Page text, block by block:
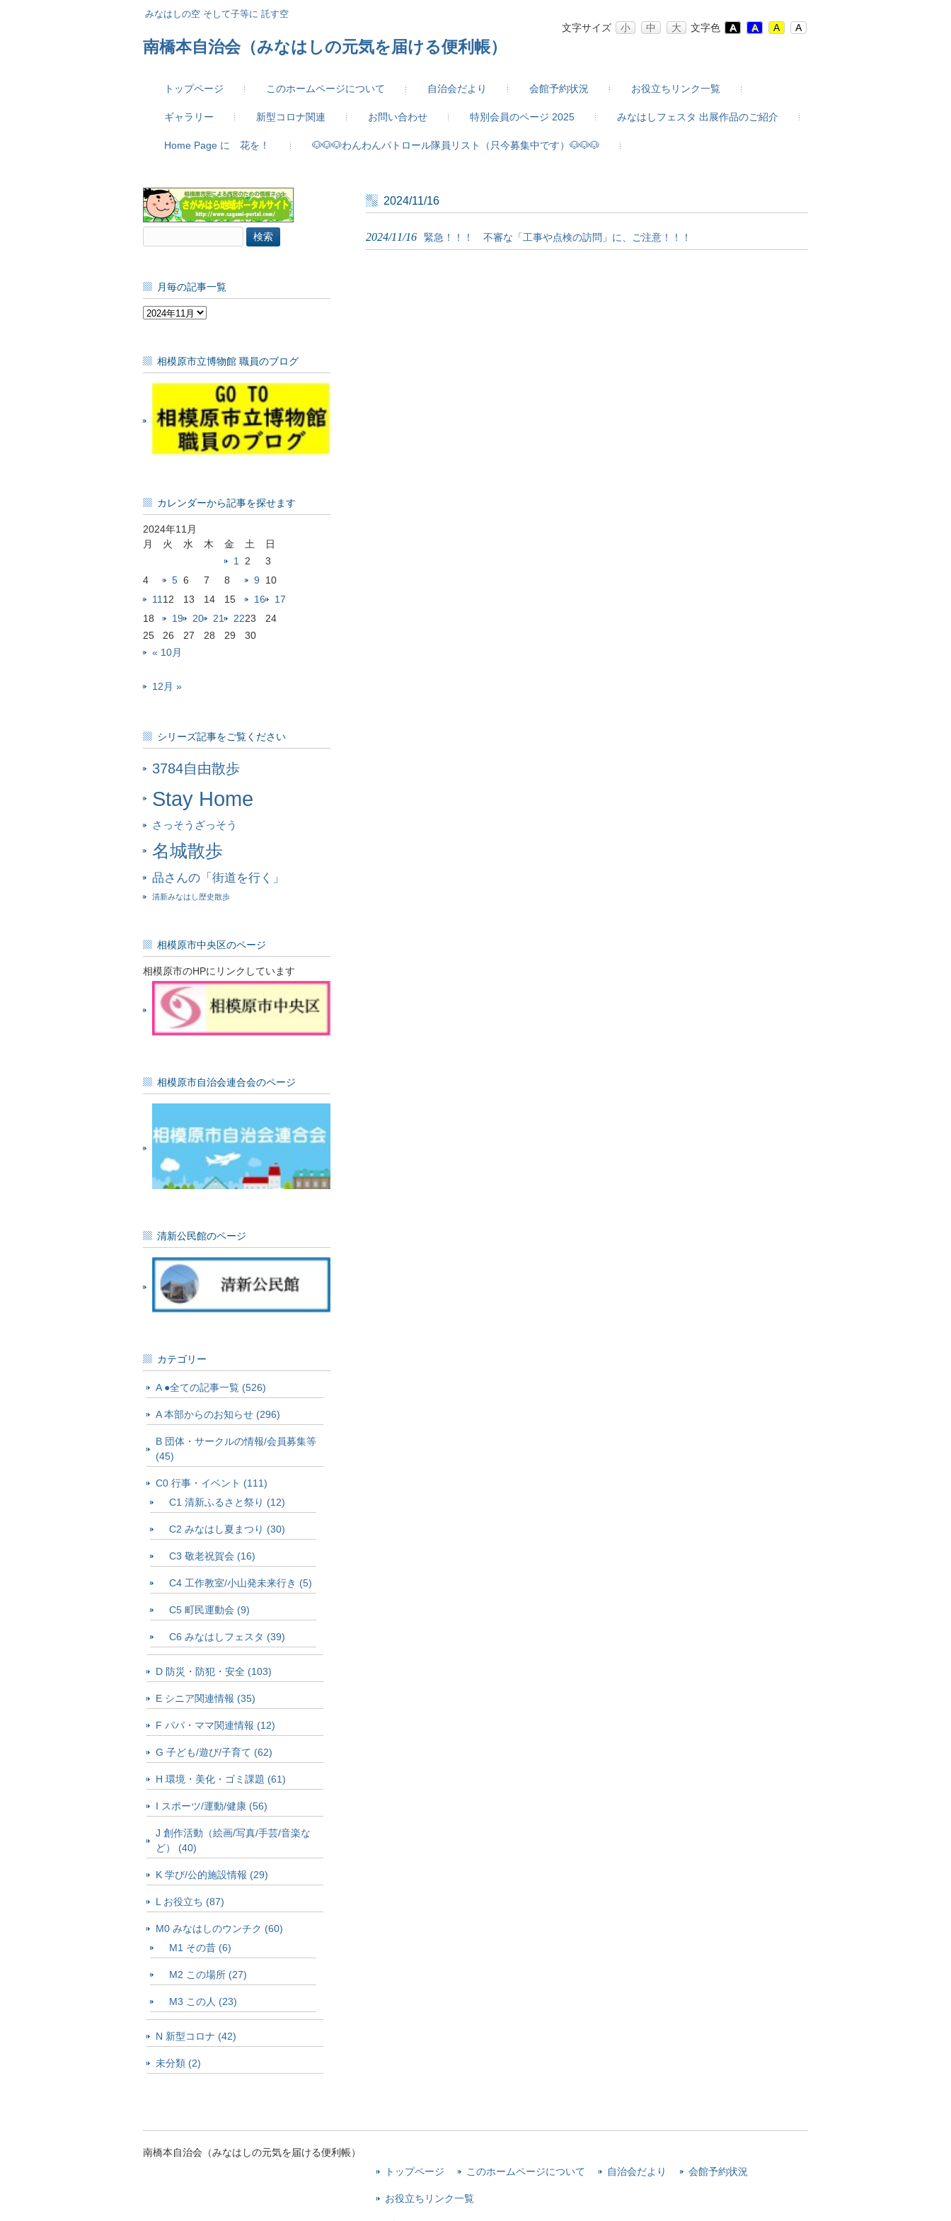
みなはしの空 そして子等に 託す空
南橋本自治会（みなはしの元気を届ける便利帳）
文字サイズ 小 中 大 文字色 A A A A
トップページ このホームページについて 自治会だより 会館予約状況 お役立ちリンク一覧
ギャラリー 新型コロナ関連 お問い合わせ 特別会員のページ 2025 みなはしフェスタ 出展作品のご紹介
Home Page に 花を！ 🐶🐶🐶わんわんパトロール隊員リスト（只今募集中です）🐶🐶🐶
2024/11/16
2024/11/16 緊急！！！ 不審な「工事や点検の訪問」に、ご注意！！！
索:
月毎の記事一覧
月
記
事
相模原市立博物館 職員のブログ
カレンダーから記事を探せます
2024年11月
月
火 水 木 金 土
日
1
2
3
4
5 6 7 8 9
10
11 12 13 14 15 16
17
18
19 20 21 2223
24
25
26 27 28 29
30
« 10月
12月 »
シリーズ記事をご覧ください
3784自由散歩
Stay Home
さっそうざっそう
名城散歩
品さんの「街道を行く」
清新みなはし歴史散歩
相模原市中央区のページ
相模原市のHPにリンクしています
相模原市自治会連合会のページ
清新公民館のページ
カテゴリー
A ●全ての記事一覧 (526)
A 本部からのお知らせ (296)
B 団体・サークルの情報/会員募集等
(45)
C0 行事・イベント (111)
C1 清新ふるさと祭り (12)
C2 みなはし夏まつり (30)
C3 敬老祝賀会 (16)
C4 工作教室/小山発未来行き (5)
C5 町民運動会 (9)
C6 みなはしフェスタ (39)
D 防災・防犯・安全 (103)
E シニア関連情報 (35)
F パパ・ママ関連情報 (12)
G 子ども/遊び/子育て (62)
H 環境・美化・ゴミ課題 (61)
I スポーツ/運動/健康 (56)
J 創作活動（絵画/写真/手芸/音楽な
ど） (40)
K 学び/公的施設情報 (29)
L お役立ち (87)
M0 みなはしのウンチク (60)
M1 その昔 (6)
M2 この場所 (27)
M3 この人 (23)
N 新型コロナ (42)
未分類 (2)
南橋本自治会（みなはしの元気を届ける便利帳）
トップページ このホームページについて 自治会だより 会館予約状況
お役立ちリンク一覧